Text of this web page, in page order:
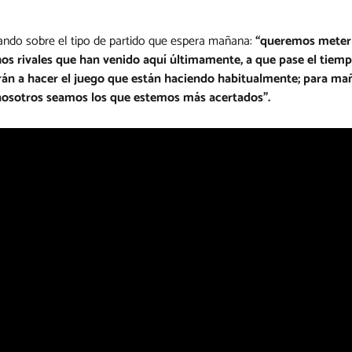
sobre el tipo de partido que espera mañana:“queremos
rivales que han venido aquí últimamente, a que pase el
a hacer el juego que están haciendo habitualmente; para
seamos los que estemos más acertados”.